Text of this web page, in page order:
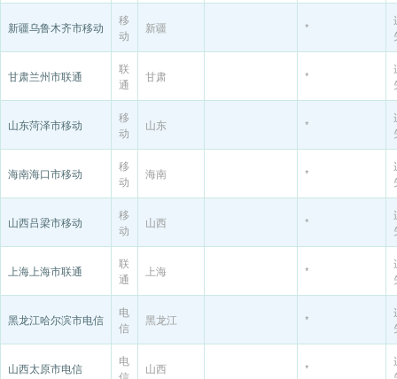
新疆乌鲁木齐市移动
移
动
新疆 *
甘肃兰州市联通
联
通
甘肃 *
山东菏泽市移动
移
动
山东 *
海南海口市移动
移
动
海南 *
山西吕梁市移动
移
动
山西 *
上海上海市联通
联
通
上海 *
黑龙江哈尔滨市电信
电
信
黑龙江 *
山西太原市电信
电
信
山西 *